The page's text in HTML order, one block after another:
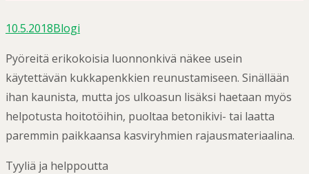
10.5.2018Blogi
Pyöreitä erikokoisia luonnonkivä näkee usein
käytettävän kukkapenkkien reunustamiseen. Sinällään
ihan kaunista, mutta jos ulkoasun lisäksi haetaan myös
helpotusta hoitotöihin, puoltaa betonikivi- tai laatta
paremmin paikkaansa kasviryhmien rajausmateriaalina.
Tyyliä ja helppoutta